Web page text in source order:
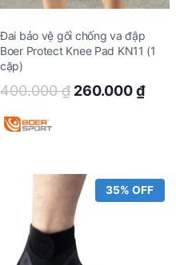
Đai bảo vệ gối chống va đập
Boer Protect Knee Pad KN11 (1
cặp)
400.000₫ Original
260.000₫
35% OFF